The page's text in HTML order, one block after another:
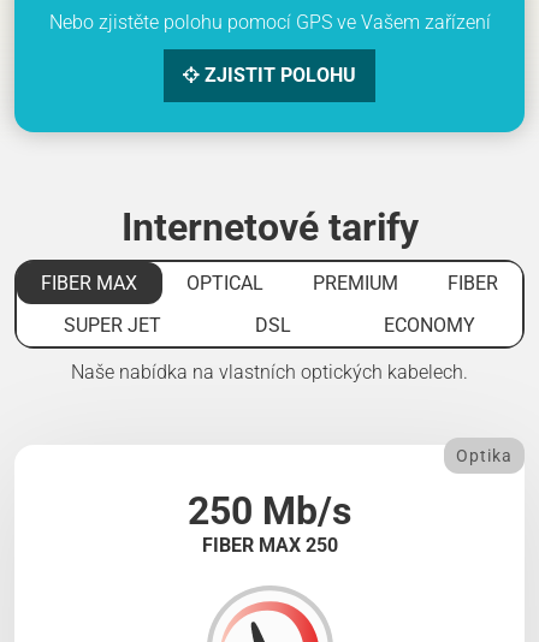
Nebo zjistěte polohu pomocí GPS ve Vašem zařízení
ZJISTIT POLOHU
Internetové tarify
FIBER MAX OPTICAL PREMIUM
FIBER
SUPER JET
DSL ECONOMY
Naše nabídka na vlastních optických kabelech.
250 Mb/s
FIBER MAX 250
Optika